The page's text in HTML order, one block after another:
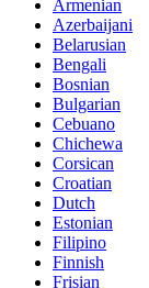
Armenian
Azerbaijani
Belarusian
Bengali
Bosnian
Bulgarian
Cebuano
Chichewa
Corsican
Croatian
Dutch
Estonian
Filipino
Finnish
Frisian